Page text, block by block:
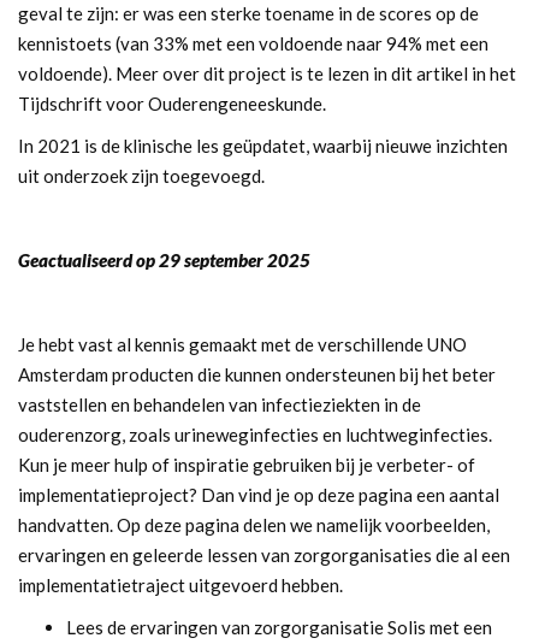
geval te zijn: er was een sterke toename in de scores op de
kennistoets (van 33% met een voldoende naar 94% met een
voldoende). Meer over dit project is te lezen in dit artikel in het
Tijdschrift voor Ouderengeneeskunde.
In 2021 is de klinische les geüpdatet, waarbij nieuwe inzichten
uit onderzoek zijn toegevoegd.
Geactualiseerd op 29 september 2025
Je hebt vast al kennis gemaakt met de verschillende UNO
Amsterdam producten die kunnen ondersteunen bij het beter
vaststellen en behandelen van infectieziekten in de
ouderenzorg, zoals urineweginfecties en luchtweginfecties
Kun je meer hulp of inspiratie gebruiken bij je verbeter- of
implementatieproject? Dan vind je op deze pagina een aantal
handvatten. Op deze pagina delen we namelijk voorbeelden,
ervaringen en geleerde lessen van zorgorganisaties die al een
implementatietraject uitgevoerd hebben.
Lees de ervaringen van zorgorganisatieSolis met een